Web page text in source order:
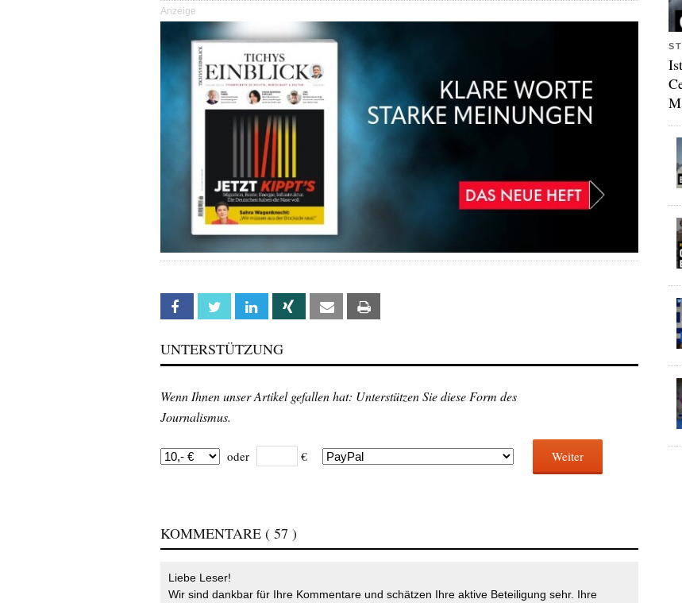
Anzeige
Facebook Twitter Linkedin Xing Email
UNTERSTÜTZUNG
Wenn Ihnen unser Artikel gefallen hat: Unterstützen Sie diese Form des
Journalismus.
oder € Weiter
KOMMENTARE ( 57 )
Liebe Leser!
Wir sind dankbar für Ihre Kommentare und schätzen Ihre aktive Beteiligung sehr. Ihre